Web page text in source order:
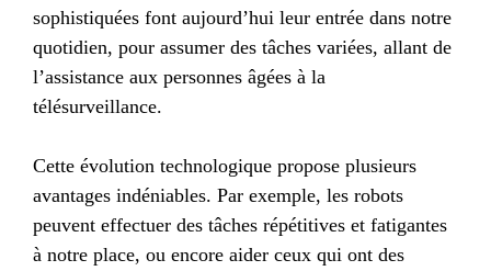
sophistiquées font aujourd’hui leur entrée dans notre
quotidien, pour assumer des tâches variées, allant de
l’assistance aux personnes âgées à la
télésurveillance.
Cette évolution technologique propose plusieurs
avantages indéniables. Par exemple, les robots
peuvent effectuer des tâches répétitives et fatigantes
à notre place, ou encore aider ceux qui ont des